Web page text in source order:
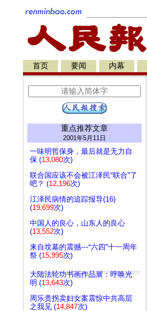
首页 要闻 内幕
重点推荐文章
2001年5月11日
一味明哲保身，最后就是无力自
保 (13,080次)
联合国应该不会被江泽民“联合”了
吧？ (12,196次)
江泽民病情的追踪报导(16)
(19,699次)
中国人的良心，山东人的良心
(13,552次)
来自坟墓的震撼---“六四”十一周年
祭 (15,995次)
大陆法轮功书画作品展：呼唤光
明 (13,643次)
周乐贵拐卖妇女案震惊中共高层
之我见 (14,847次)